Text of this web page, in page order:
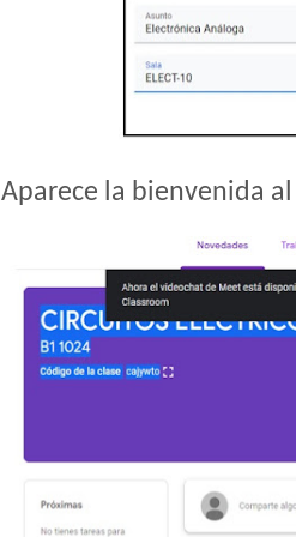
Aparece la bienvenida